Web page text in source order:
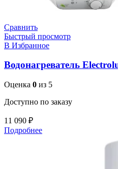
Сравнить
Быстрый просмотр
В Избранное
Водонагреватель
Оценка 0 из 5
Доступно по заказу
11 090 ₽
Подробнее